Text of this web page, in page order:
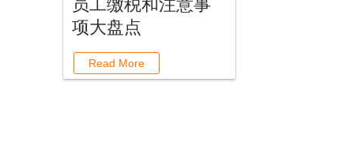
员工缴税和注意事
项大盘点
Read More